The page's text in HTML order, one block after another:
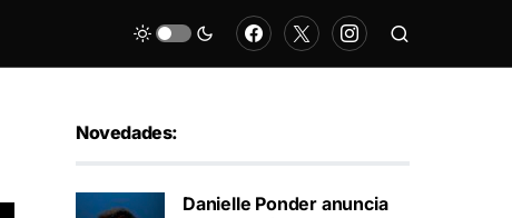
Novedades:
Danielle Ponder anuncia